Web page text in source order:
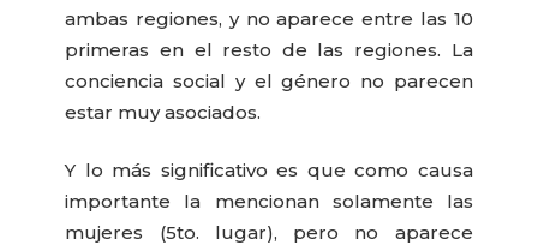
ambas regiones, y no aparece entre las 10
primeras en el resto de las regiones. La
conciencia social y el género no parecen
estar muy asociados.
Y lo más significativo es que como causa
importante la mencionan solamente las
mujeres (5to. lugar), pero no aparece